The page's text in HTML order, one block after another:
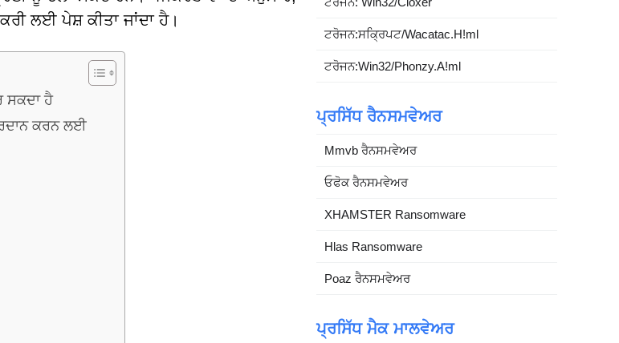
ਲਈ ਪੇਸ਼ ਕੀਤਾ ਜਾਂਦਾ ਹੈ।
ਸਕਦਾ ਹੈ
ਕਰਨ ਲਈ
ਟਰੋਜਨ:ਸਕ੍ਰਿਪਟ/Wacatac.H!ml
ਟਰੋਜਨ:Win32/Phonzy.A!ml
ਪ੍ਰਸਿੱਧ ਰੈਨਸਮਵੇਅਰ
Mmvb ਰੈਨਸਮਵੇਅਰ
ਓਫੋਕ ਰੈਨਸਮਵੇਅਰ
XHAMSTER Ransomware
Hlas Ransomware
Poaz ਰੈਨਸਮਵੇਅਰ
ਪ੍ਰਸਿੱਧ ਮੈਕ ਮਾਲਵੇਅਰ